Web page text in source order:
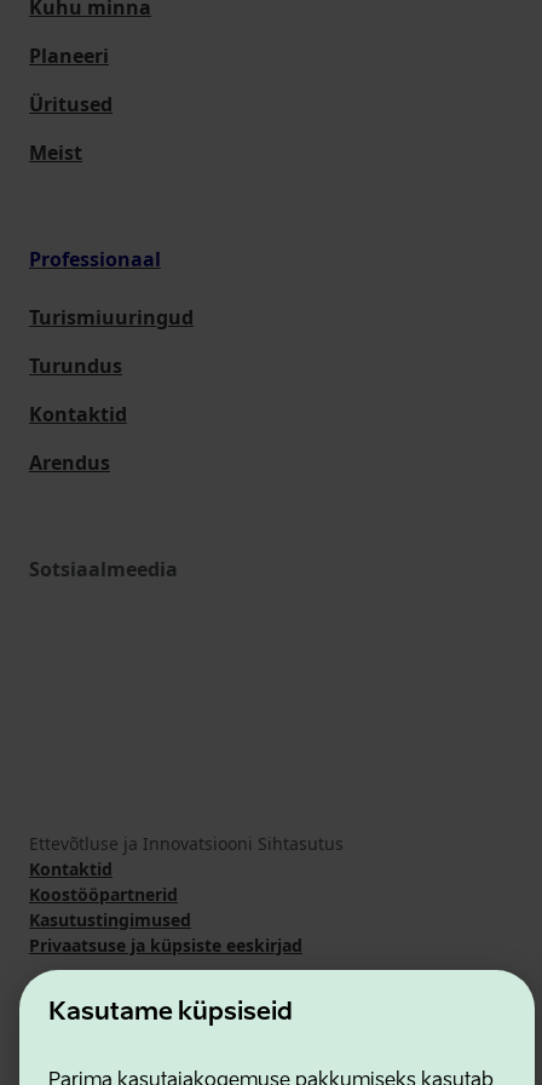
Kasutame küpsiseid
Kuhu minna
Planeeri
Üritused
Meist
Professionaal
Turismiuuringud
Turundus
Kontaktid
Arendus
Sotsiaalmeedia
Ettevõtluse ja Innovatsiooni Sihtasutus
Kontaktid
Koostööpartnerid
Kasutustingimused
Privaatsuse ja küpsiste eeskirjad